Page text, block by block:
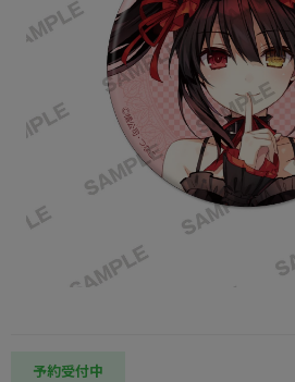
この商品をシェアする
予約受付中